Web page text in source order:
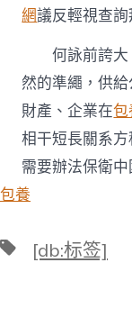
網議反輕視查詢
何詠前誇
然的準繩，供
財產、企業在包
相干短長關系
需要辦法保衛
包養
標 [db:标签]